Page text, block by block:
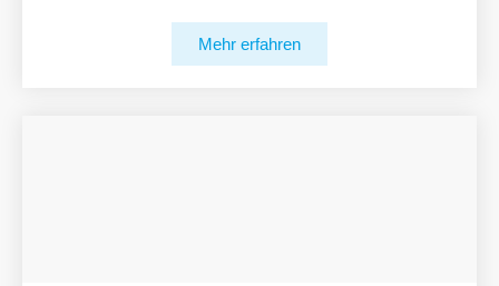
Mehr erfahren